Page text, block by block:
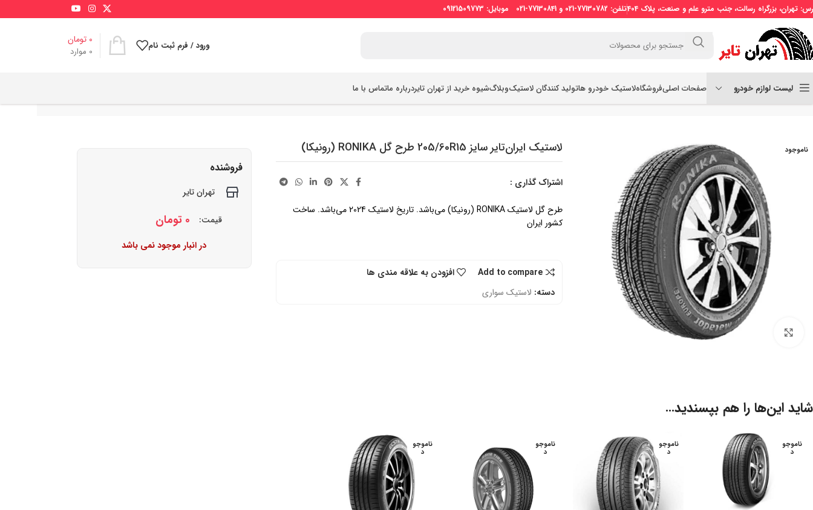
تهران، بزرگراه رسالت، جنب مترو علم و صنعت، پلاک 404 تلفن: 77130782-021 و 77130841-021 موبایل: 09121509773
ورود / فرم ثبت نام 0 موارد
0 تومان
لیست لوازم خودرو صفحات اصلیفروشگاهلاستیک خودرو هاتولید کنندگان لاستیکوبلاگشیوه خرید از تهران تایردرباره ماتماس با ما
خانه لاستیک سواری لاستیک ایران‌تایر سایز 205/60R15 طرح گل RONIKA (رونیکا)
ناموجود
برای بزرگنمایی کلیک کنید
لاستیک ایران‌تایر سایز 205/60R15 طرح گل RONIKA (رونیکا)
اشتراک گذاری :
طرح گل لاستیک RONIKA (رونیکا) می‌باشد. تاریخ لاستیک 2024 می‌باشد. ساخت
کشور ایران
Add to compare
افزودن به علاقه مندی ها
دسته: لاستیک سواری
فروشنده
تهران تایر
قیمت: 0 تومان
در انبار موجود نمی باشد
شاید این‌ها را هم بپسندید…
ناموجو
د
ناموجو
د
ناموجو
د
ناموجو
د